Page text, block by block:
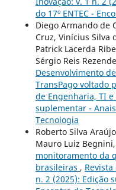
do 17º ENTEC -
Diego Armando de
Cruz, Vinícius Silva
Patrick Lacerda
Sérgio Reis
Desenvolvimento
TransPago voltado
de Engenharia, TI e
suplementar - Anais
Tecnologia
Roberto Silva
Mauro Luiz Begnini,
monitoramento da
brasileiras ,
n. 2 (2025): Edição